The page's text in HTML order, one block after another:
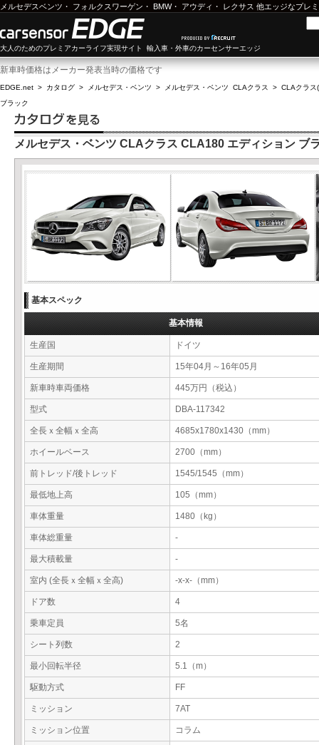
メルセデスベンツ ・ フォルクスワーゲン ・ BMW・ アウディ ・ レクサス 他エッジなプレ
大人のためのプレミアカーライフ実現サイト 輸入車・外車のカーセンサーエッジ
新車時価格はメーカー発表当時の価格です
EDGE.net > カタログ > メルセデス・ベンツ > メルセデス・ベンツ CLAクラス > CLAクラス
ブラック
メルセデス・ベンツ CLAクラス CLA180 エディション ブ
基本スペック
基本情報
生産国 ドイツ
生産期間 15年04月～16年05月
新車時車両価格 445万円（税込）
型式 DBA-117342
全長ｘ全幅ｘ全高 4685x1780x1430（mm）
ホイールベース 2700（mm）
前トレッド/後トレッド 1545/1545（mm）
最低地上高 105（mm）
車体重量 1480（kg）
車体総重量 -
最大積載量 -
室内 (全長ｘ全幅ｘ全高) -x-x-（mm）
ドア数 4
乗車定員 5名
シート列数 2
最小回転半径 5.1（m）
駆動方式 FF
ミッション 7AT
ミッション位置 コラム